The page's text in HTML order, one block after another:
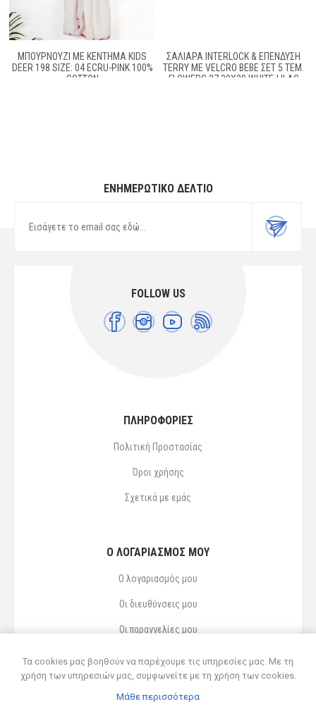
ΜΠΟΥΡΝΟΎΖΙ ΜΕ ΚΈΝΤΗΜΑ KIDS
DEER 198 SIZE: 04 ECRU-PINK 100%
COTTON
ΣΑΛΙΆΡΑ INTERLOCK & ΕΠΈΝΔΥΣΗ
TERRY ΜΕ VELCRO BEBE ΣΕΤ 5 ΤΕΜ.
FLOWERS 27 30X20 WHITE-LILAC
ΕΝΗΜΕΡΩΤΙΚΌ ΔΕΛΤΊΟ
FOLLOW US
ΠΛΗΡΟΦΟΡΙΕΣ
Πολιτική Προστασίας
Όροι χρήσης
Σχετικά με εμάς
Ο ΛΟΓΑΡΙΑΣΜΌΣ ΜΟΥ
Ο λογαριασμός μου
Οι διευθύνσεις μου
Οι παραγγελίες μου
Τα cookies μας βοηθούν να παρέχουμε τις υπηρεσίες μας. Με τη
χρήση των υπηρεσιών μας, συμφωνείτε με τη χρήση των cookies.
Μάθε περισσότερα